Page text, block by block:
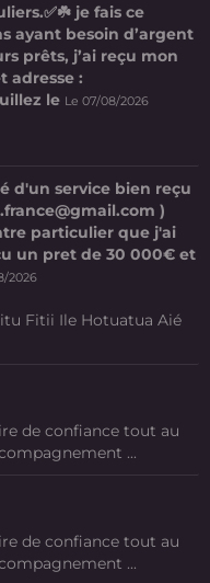
je fais ce
ayant besoin d’argent
prêts, j’ai reçu mon
adresse :
le Le 07/08/2026
d'un service bien reçu
)
particulier que j'ai
un pret de 30 000€ et
2026
Fitii Ile Hotuatua Aié
de confiance tout au
...
de confiance tout au
...